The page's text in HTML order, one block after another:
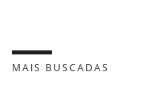
MAIS BUSCADAS